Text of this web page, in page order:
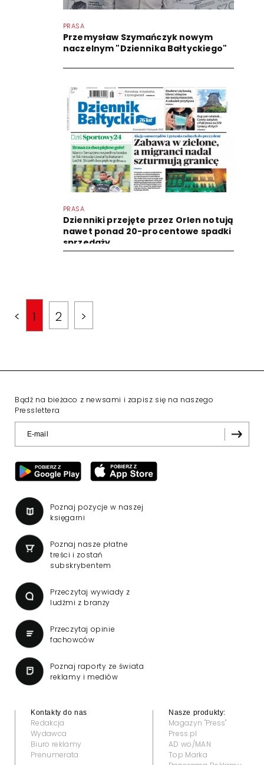
PRASA
Przemysław Szymańczyk nowym
naczelnym "Dziennika Bałtyckiego"
PRASA
Dzienniki przejęte przez Orlen notują
nawet ponad 20-procentowe spadki
sprzedaży
< 1 2 >
Bądź na bieżaco z newsami i zapisz się na naszego
Presslettera
Poznaj pozycje w naszej
księgarni
Poznaj nasze płatne
treści i zostań
subskrybentem
Przeczytaj wywiady z
ludźmi z branży
Przeczytaj opinie
fachowców
Poznaj raporty ze świata
reklamy i mediów
Kontakty do nas
Redakcja
Wydawca
Biuro reklamy
Prenumerata
Nasze produkty:
Magazyn "Press"
Press.pl
AD wo/MAN
Top Marka